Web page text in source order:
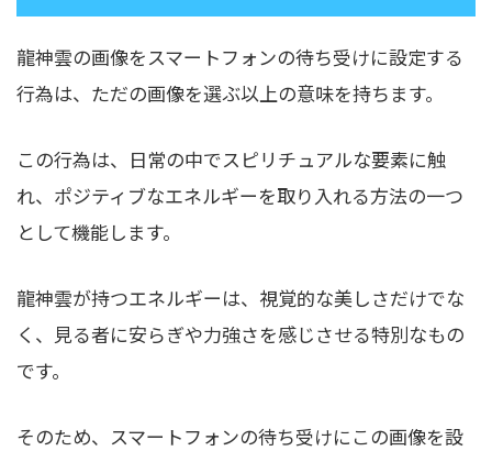
龍神雲の画像をスマートフォンの待ち受けに設定する
行為は、ただの画像を選ぶ以上の意味を持ちます。
この行為は、日常の中でスピリチュアルな要素に触
れ、ポジティブなエネルギーを取り入れる方法の一つ
として機能します。
龍神雲が持つエネルギーは、視覚的な美しさだけでな
く、見る者に安らぎや力強さを感じさせる特別なもの
です。
そのため、スマートフォンの待ち受けにこの画像を設